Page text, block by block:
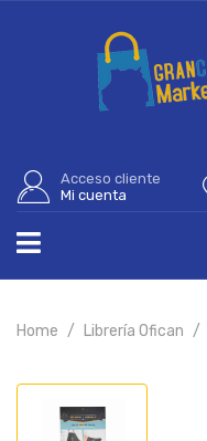
Acceso cliente
Mi cuenta
Home Librería Ofican